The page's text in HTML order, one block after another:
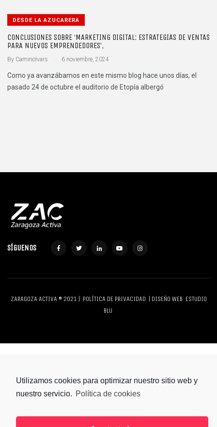
Utilizamos cookies para optimizar nuestro sitio web y
nuestro servicio. Política de cookies
DESDE LA AZUCARERA
CONCLUSIONES SOBRE ‘MARKETING DIGITAL: ESTRATEGIAS DE VENTAS
PARA NUEVOS EMPRENDEDORES’,
By CaminoIvars . 6 noviembre, 2024
Como ya avanzábamos en este mismo blog hace unos días, el
pasado 24 de octubre el auditorio de Etopía albergó
SÍGUENOS
ZARAGOZA ACTIVA © 2021 | POLÍTICA DE PRIVACIDAD | DISEÑO WEB ESTUDIO
BLU